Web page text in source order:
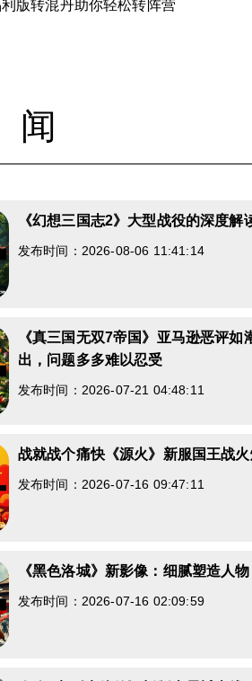
利版转混丹助你轻松转阵营
《幻想三国志2》大型战役的深度
发布时间：2026-08-06 11:41:14
《真三国无双7帝国》亚马逊恶评如
出，问题多多难以忍受
发布时间：2026-07-21 04:48:11
战就战个痛快《源火》新服国王战
发布时间：2026-07-16 09:47:11
《黑色洛城》新影像：细腻塑造人
发布时间：2026-07-16 02:09:59